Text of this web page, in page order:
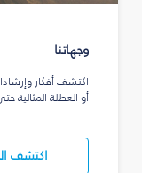
وجهاتنا
اكتشف أفكار
أو العطلة المثالية
اكتشف